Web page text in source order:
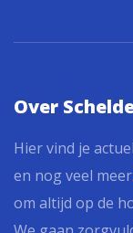
Over
Hier vind je
en nog veel meer.
om altijd op de